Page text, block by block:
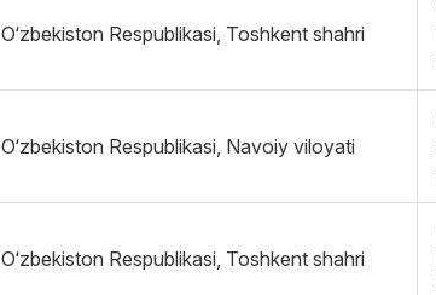
O‘zbekiston Respublikasi, Toshkent shahri
O‘zbekiston Respublikasi, Navoiy viloyati
O‘zbekiston Respublikasi, Toshkent shahri